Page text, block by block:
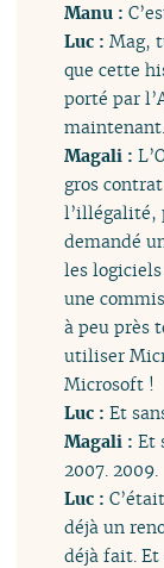
Manu :
Luc :Mag,
que cette
porté par
maintenant.
Magali :
gros
l’illégalité,
demandé
les
une
à peu près
utiliser
Microsoft !
Luc :Et
Magali :Et
2007. 2009.
Luc :
déjà un
déjà fait. Et